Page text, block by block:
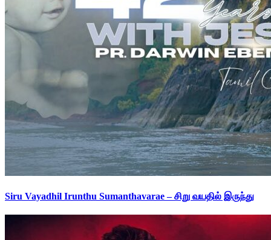
Siru Vayadhil Irunthu Sumanthavarae – சிறு வயதில் இருந்து